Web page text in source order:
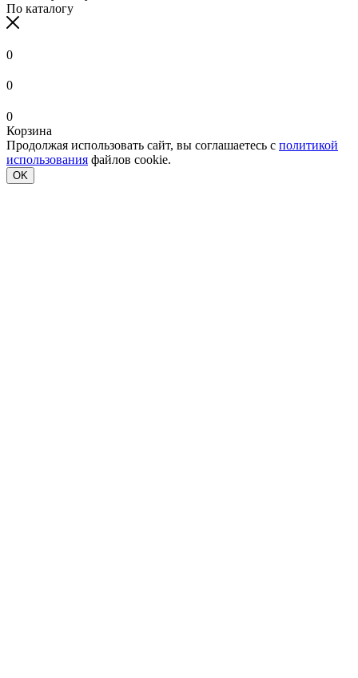
По каталогу
0
0
0
Корзина
Продолжая использовать сайт, вы соглашаетесь с политикой
использования файлов cookie.
OK